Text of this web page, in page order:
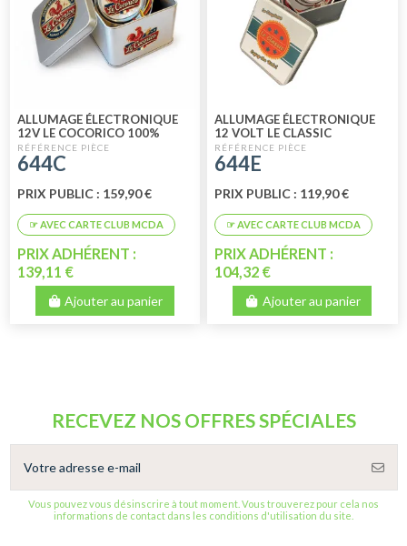
ALLUMAGE ÉLECTRONIQUE
12V LE COCORICO 100%
FRANCAIS
644C
PRIX PUBLIC : 159,90 €
PRIX ADHÉRENT :
139,11 €
Ajouter au panier
ALLUMAGE ÉLECTRONIQUE
12 VOLT LE CLASSIC
644E
PRIX PUBLIC : 119,90 €
PRIX ADHÉRENT :
104,32 €
Ajouter au panier
RECEVEZ NOS OFFRES SPÉCIALES
Vous pouvez vous désinscrire à tout moment. Vous trouverez pour cela nos
informations de contact dans les conditions d'utilisation du site.